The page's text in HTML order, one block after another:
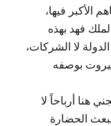
الأكبر فيها،
فهد بهذه
لا الشركات،
بوصفه
هنا أرباحاً لا
الحضارة